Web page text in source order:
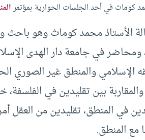
كوماث في أحد الجلسات الحوارية بمؤتمر
الأستاذ محمد كوماث وهو باحث
في جامعة دار الهدى
الإسلامي والمنطق غير الصوري
بين تقليدين في
في المنطق، تقليدين من العقل
مع المنطق.